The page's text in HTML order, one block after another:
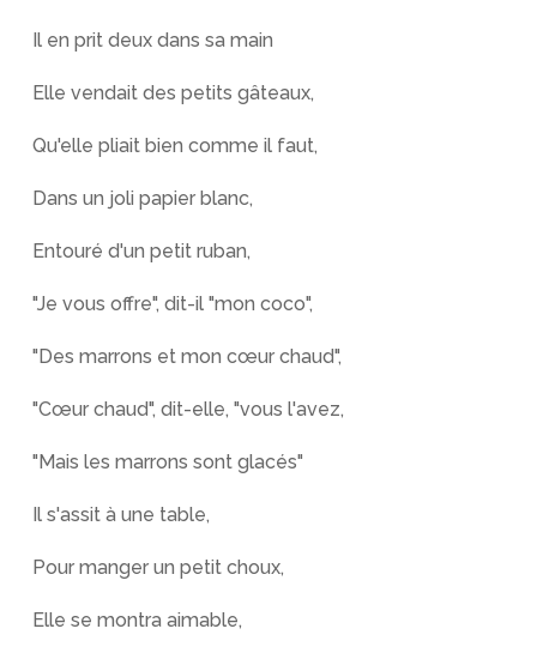
Il en prit deux dans sa main
Elle vendait des petits gâteaux,
Qu'elle pliait bien comme il faut,
Dans un joli papier blanc,
Entouré d'un petit ruban,
"Je vous offre", dit-il "mon coco",
"Des marrons et mon cœur chaud",
"Cœur chaud", dit-elle, "vous l'avez,
"Mais les marrons sont glacés"
Il s'assit à une table,
Pour manger un petit choux,
Elle se montra aimable,